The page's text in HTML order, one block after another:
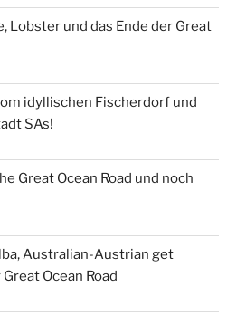
Lobster und das Ende der Great
idyllischen Fischerdorf und
SAs!
Great Ocean Road und noch
Australian-Austrian get
Ocean Road